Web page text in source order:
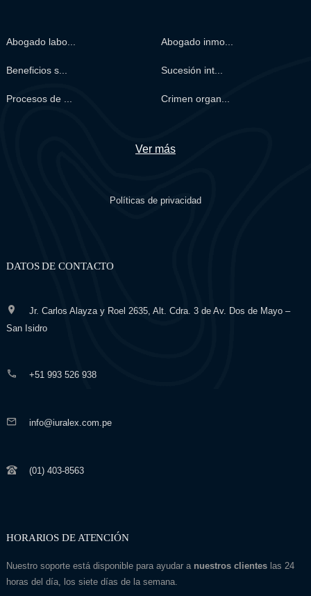
Abogado labo... Abogado inmo...
Beneficios s... Sucesión int...
Procesos de ... Crimen organ...
Ver más
Políticas de privacidad
DATOS DE CONTACTO
Jr. Carlos Alayza y Roel 2635, Alt. Cdra. 3 de Av. Dos de Mayo –
San Isidro
+51 993 526 938
info@iuralex.com.pe
(01) 403-8563
HORARIOS DE ATENCIÓN
Nuestro soporte está disponible para ayudar a nuestros clienteslas 24
horas del día, los siete días de la semana.